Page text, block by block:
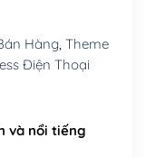
Hàng, Theme
Điện Thoại
và nổi tiếng